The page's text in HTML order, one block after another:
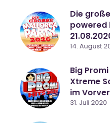
Die
powered
14. August
Big
Xtreme
im
31. Juli 2020